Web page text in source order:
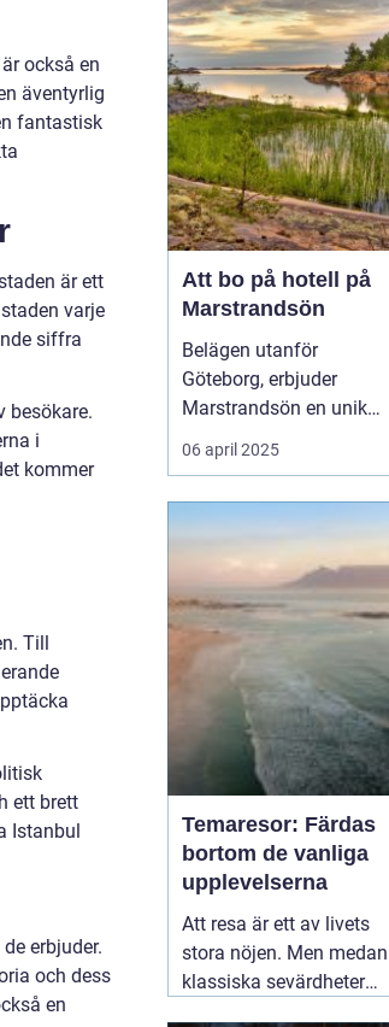
också en
äventyrlig
fantastisk
är ett
varje
siffra
besökare.
i
kommer
Till
ett brett
Istanbul
erbjuder.
och dess
en
er. Med sitt rykte som en
säker och ren
destination erbjuder...
Att bo på hotell på
Marstrandsön
Belägen utanför
Göteborg, erbjuder
Marstrandsön en unik
kombination av historia
och naturskönhet, vilket
resmål för turister från
hela världen. Med dess
charmiga a...
06 april 2025
Temaresor: Färdas
bortom de vanliga
upplevelserna
Att resa är ett av livets
stora nöjen. Men medan
klassiska sevärdheter